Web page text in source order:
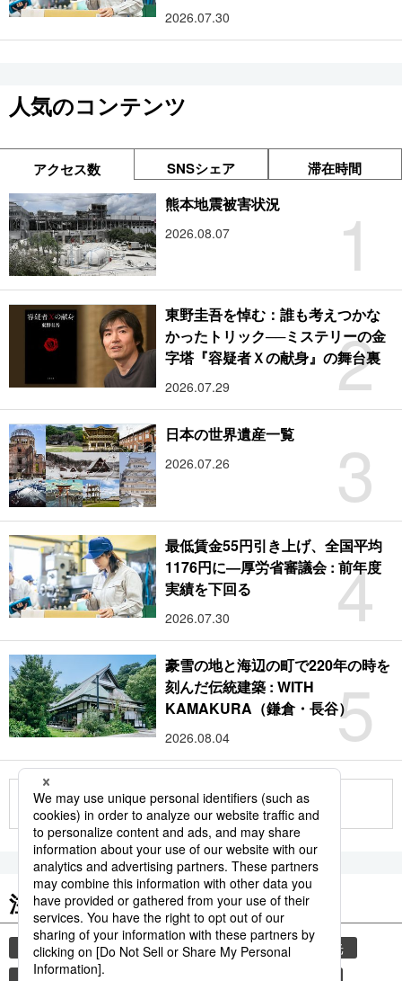
2026.07.30
人気のコンテンツ
アクセス数 SNSシェア 滞在時間
1
熊本地震被害状況
2026.08.07
2
東野圭吾を悼む：誰も考えつかな
かったトリック──ミステリーの金
字塔『容疑者Ｘの献身』の舞台裏
2026.07.29
3
日本の世界遺産一覧
2026.07.26
4
最低賃金55円引き上げ、全国平均
1176円に―厚労省審議会 : 前年度
実績を下回る
2026.07.30
5
豪雪の地と海辺の町で220年の時を
刻んだ伝統建築 : WITH
KAMAKURA（鎌倉・長谷）
2026.08.04
もっと見る
注目のキーワード
共同通信ニュース 気象・災害 災害
観光